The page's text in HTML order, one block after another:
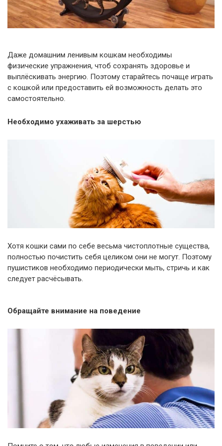
Даже домашним ленивым кошкам необходимы
физические упражнения, чтоб сохранять здоровье и
выплёскивать энергию. Поэтому старайтесь почаще играть
с кошкой или предоставить ей возможность делать это
самостоятельно.
Необходимо ухаживать за шерстью
Хотя кошки сами по себе весьма чистоплотные существа,
полностью почистить себя целиком они не могут. Поэтому
пушистиков необходимо периодически мыть, стричь и как
следует расчёсывать.
Обращайте внимание на поведение